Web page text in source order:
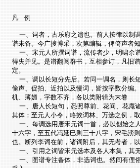
凡 例
一、词者，古乐府之遗也。前人按律以制
谱未备。今广搜博采，次第编辑，俾倚声者知
一、宋元人所撰词谱，流传者少，明啸余
得失并见。是谱翻阅群书，互相参订，凡旧
定。
一、调以长短分先后。若同一调名，则长
偷声、促拍、近拍以及慢词，皆按字数分编
机、薄媚，字数不齐，各以类附辑为末卷
一、唐人长短句，悉照尊前、花间、花庵
其体；至元人小令，略效词林、万选之例，
一、每调选用唐宋元词一首，必以创始之
十六字，至五代冯延巳则三十八字，宋毛滂
也。断列李词在前，诸词附后，其无考者，以
一、引用之词皆宋元选本及各人本集，其
一、图谱专注备体，非选词也。然间有俚